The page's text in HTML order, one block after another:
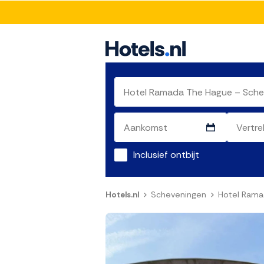
Inclusief ontbijt
Hotels.nl Scheveningen Hotel